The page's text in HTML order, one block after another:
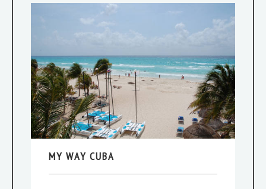
MY WAY CUBA